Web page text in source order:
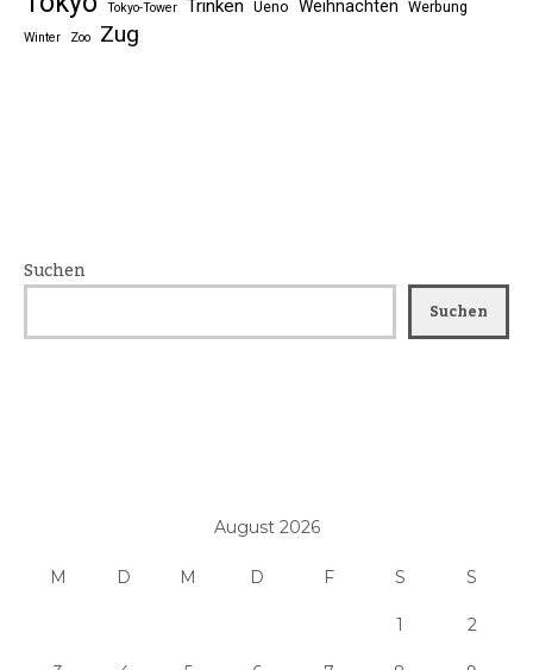
Tokyo-Tower Trinken Ueno Weihnachten Werbung
Winter Zoo Zug
Suchen
Suchen
August 2026
M D M D F S S
1 2